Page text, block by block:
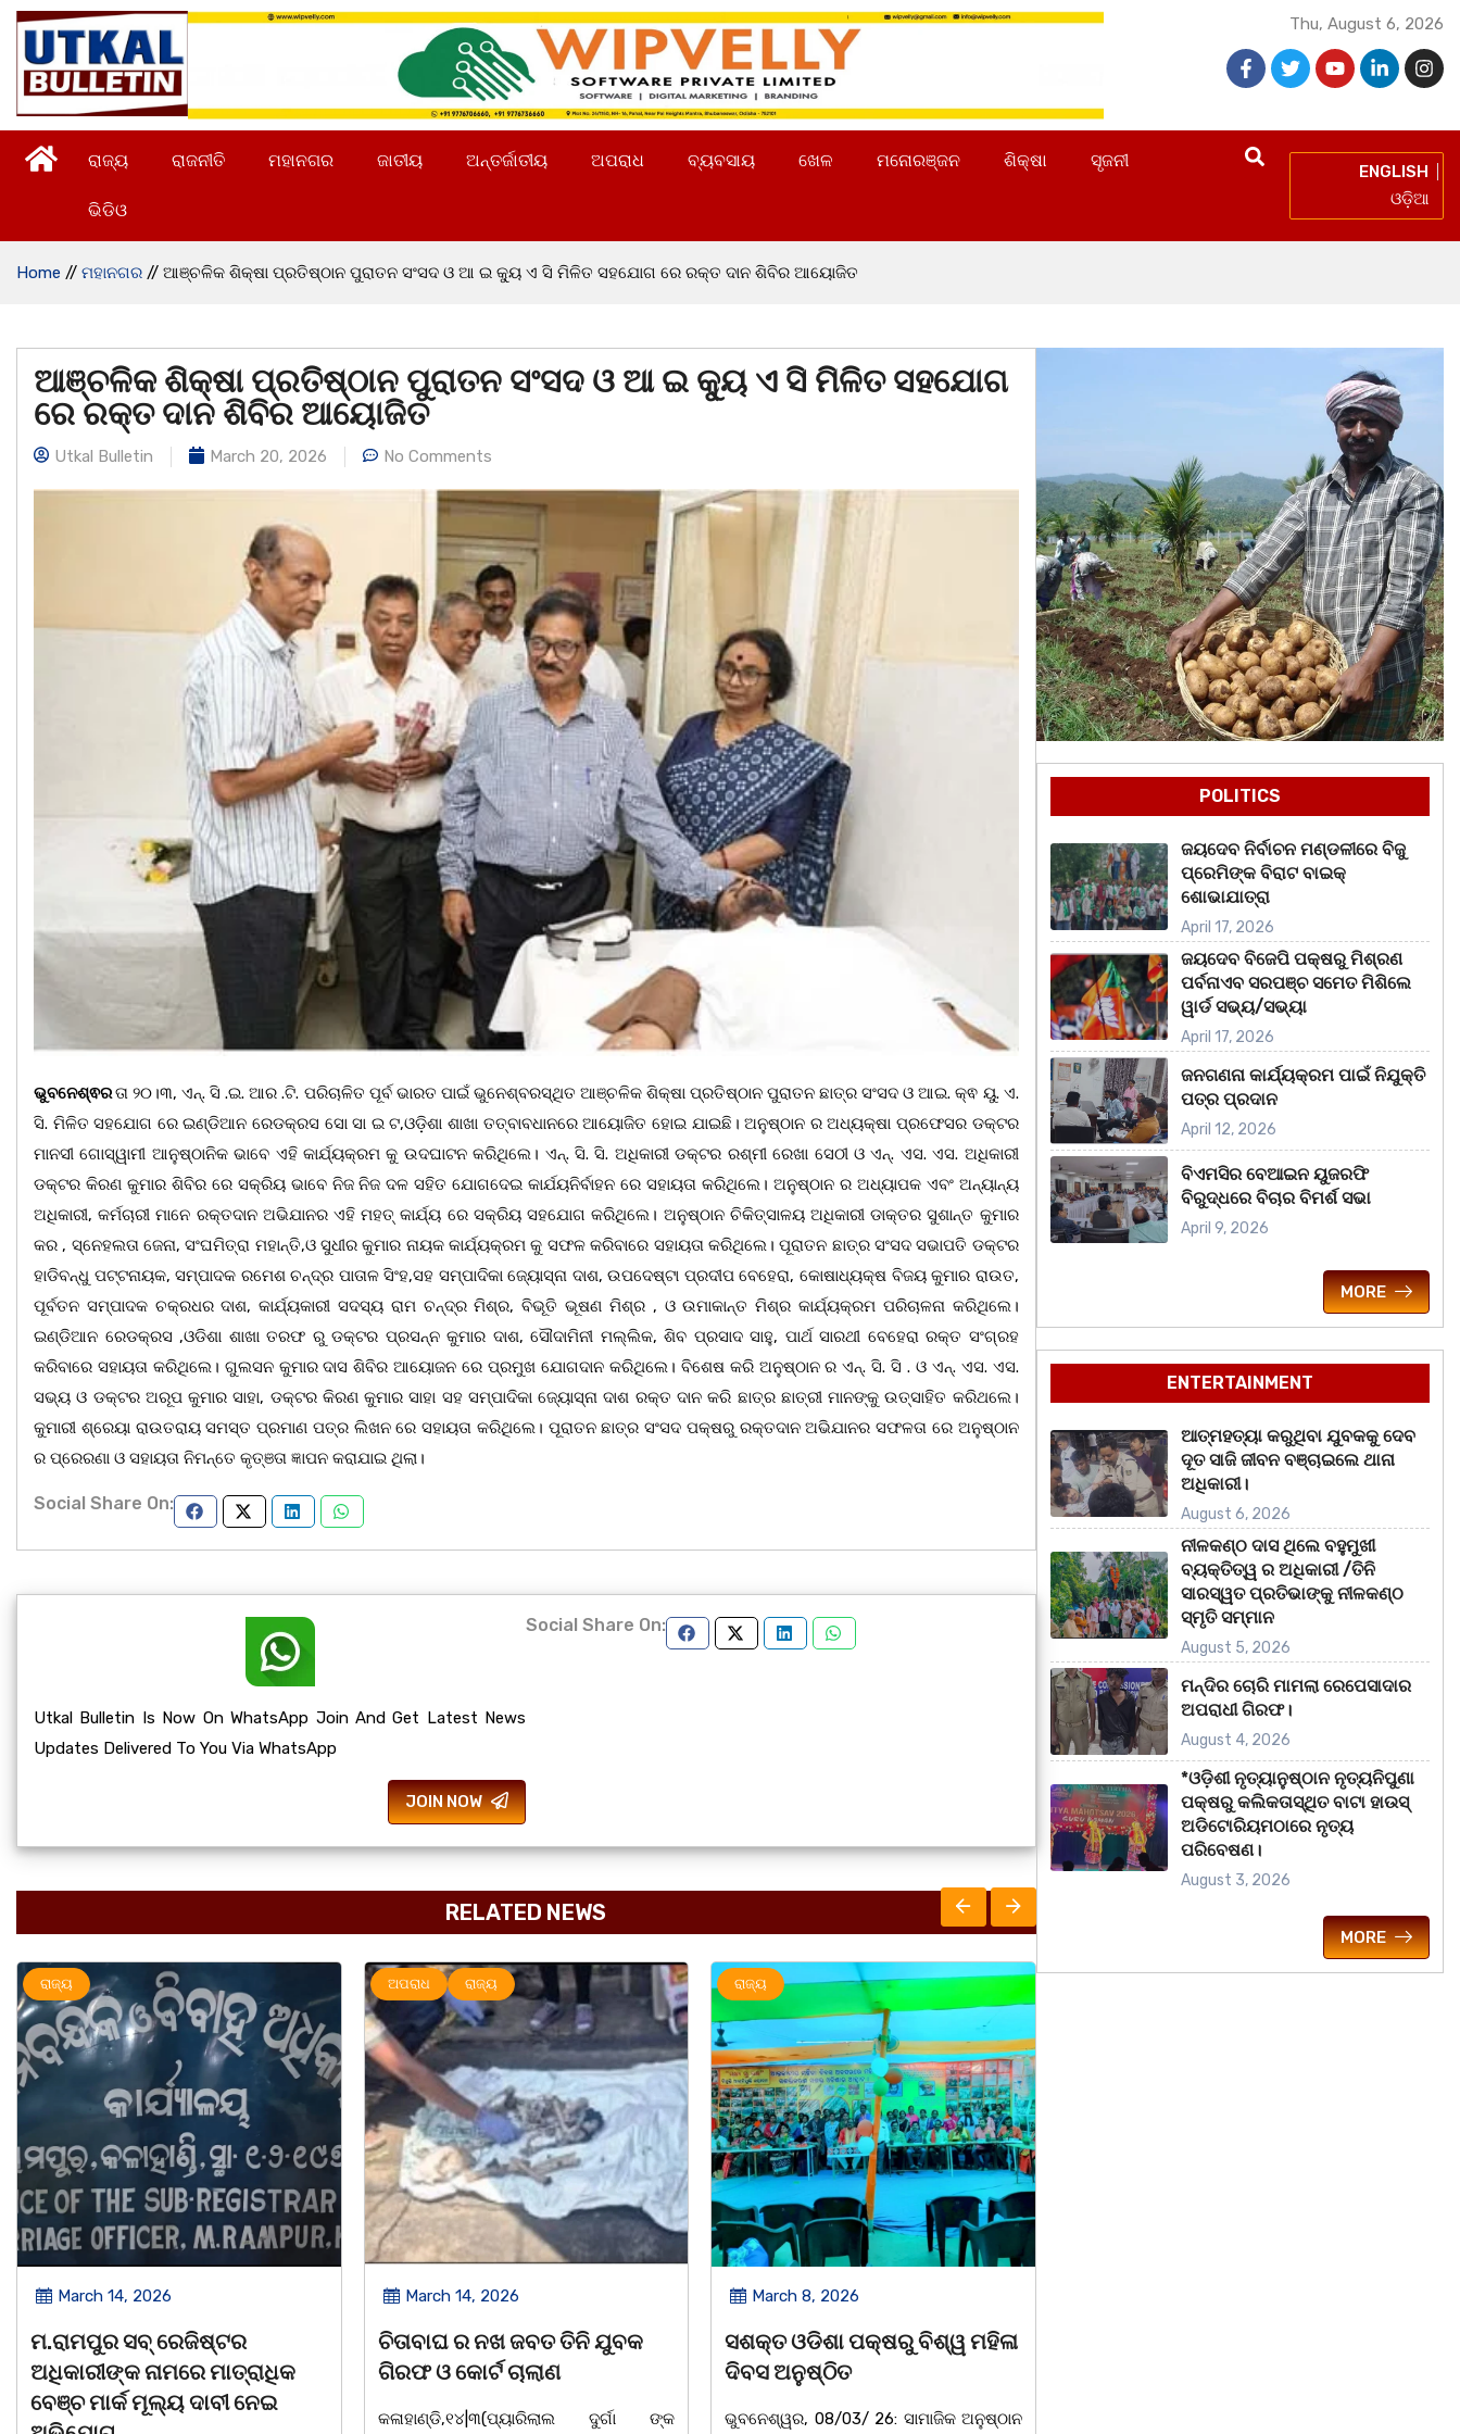
Thu, August 6, 2026
ରାଜ୍ୟ ରାଜନୀତି ମହାନଗର ଜାତୀୟ ଅନ୍ତର୍ଜାତୀୟ ଅପରାଧ ବ୍ୟବସାୟ ଖେଳ ମନୋରଞ୍ଜନ ଶିକ୍ଷା ସୃଜନୀ
ଭିଡିଓ
ENGLISH
ଓଡ଼ିଆ
Home // ମହାନଗର // ଆଞ୍ଚଳିକ ଶିକ୍ଷା ପ୍ରତିଷ୍ଠାନ ପୁରାତନ ସଂସଦ ଓ ଆ ଇ କ୍ୟୁ ଏ ସି ମିଳିତ ସହଯୋଗ ରେ ରକ୍ତ ଦାନ ଶିବିର ଆୟୋଜିତ
ଆଞ୍ଚଳିକ ଶିକ୍ଷା ପ୍ରତିଷ୍ଠାନ ପୁରାତନ ସଂସଦ ଓ ଆ ଇ କ୍ୟୁ ଏ ସି ମିଳିତ ସହଯୋଗ
ରେ ରକ୍ତ ଦାନ ଶିବିର ଆୟୋଜିତ
Utkal Bulletin March 20, 2026 No Comments
ଭୁବନେଶ୍ଵରତା ୨୦।୩, ଏନ୍. ସି .ଇ. ଆର .ଟି. ପରିଚାଳିତ ପୂର୍ବ ଭାରତ ପାଇଁ ଭୁନେଶ୍ବରସ୍ଥିତ ଆଞ୍ଚଳିକ ଶିକ୍ଷା ପ୍ରତିଷ୍ଠାନ ପୁରାତନ ଛାତ୍ର ସଂସଦ ଓ ଆଇ. କ୍ଵ ୟୁ. ଏ.
ସି. ମିଳିତ ସହଯୋଗ ରେ ଇଣ୍ଡିଆନ ରେଡକ୍ରସ ସୋ ସା ଇ ଟ,ଓଡ଼ିଶା ଶାଖା ତତ୍ବାବଧାନରେ ଆୟୋଜିତ ହୋଇ ଯାଇଛି। ଅନୁଷ୍ଠାନ ର ଅଧ୍ୟକ୍ଷା ପ୍ରଫେସର ଡକ୍ଟର
ମାନସୀ ଗୋସ୍ୱାମୀ ଆନୁଷ୍ଠାନିକ ଭାବେ ଏହି କାର୍ଯ୍ୟକ୍ରମ କୁ ଉଦଘାଟନ କରିଥିଲେ। ଏନ୍. ସି. ସି. ଅଧିକାରୀ ଡକ୍ଟର ରଶ୍ମୀ ରେଖା ସେଠୀ ଓ ଏନ୍. ଏସ. ଏସ. ଅଧିକାରୀ
ଡକ୍ଟର କିରଣ କୁମାର ଶିବିର ରେ ସକ୍ରିୟ ଭାବେ ନିଜ ନିଜ ଦଳ ସହିତ ଯୋଗଦେଇ କାର୍ଯୟନିର୍ବାହନ ରେ ସହାୟତା କରିଥିଲେ। ଅନୁଷ୍ଠାନ ର ଅଧ୍ୟାପକ ଏବଂ ଅନ୍ୟାନ୍ୟ
ଅଧିକାରୀ, କର୍ମଚାରୀ ମାନେ ରକ୍ତଦାନ ଅଭିଯାନର ଏହି ମହତ୍ କାର୍ଯ୍ୟ ରେ ସକ୍ରିୟ ସହଯୋଗ କରିଥିଲେ। ଅନୁଷ୍ଠାନ ଚିକିତ୍ସାଳୟ ଅଧିକାରୀ ଡାକ୍ତର ସୁଶାନ୍ତ କୁମାର
କର , ସ୍ନେହଲତା ଜେନା, ସଂଘମିତ୍ରା ମହାନ୍ତି,ଓ ସୁଧୀର କୁମାର ନାୟକ କାର୍ଯ୍ୟକ୍ରମ କୁ ସଫଳ କରିବାରେ ସହାୟତା କରିଥିଲେ। ପୂରାତନ ଛାତ୍ର ସଂସଦ ସଭାପତି ଡକ୍ଟର
ହାଡିବନ୍ଧୁ ପଟ୍ଟନାୟକ, ସମ୍ପାଦକ ରମେଶ ଚନ୍ଦ୍ର ପାତାଳ ସିଂହ,ସହ ସମ୍ପାଦିକା ଜ୍ୟୋସ୍ନା ଦାଶ, ଉପଦେଷ୍ଟା ପ୍ରଦୀପ ବେହେରା, କୋଷାଧ୍ୟକ୍ଷ ବିଜୟ କୁମାର ରାଉତ,
ପୂର୍ବତନ ସମ୍ପାଦକ ଚକ୍ରଧର ଦାଶ, କାର୍ଯ୍ୟକାରୀ ସଦସ୍ୟ ରାମ ଚନ୍ଦ୍ର ମିଶ୍ର, ବିଭୂତି ଭୂଷଣ ମିଶ୍ର , ଓ ଉମାକାନ୍ତ ମିଶ୍ର କାର୍ଯ୍ୟକ୍ରମ ପରିଚାଳନା କରିଥିଲେ।
ଇଣ୍ଡିଆନ ରେଡକ୍ରସ ,ଓଡିଶା ଶାଖା ତରଫ ରୁ ଡକ୍ଟର ପ୍ରସନ୍ନ କୁମାର ଦାଶ, ସୌଦାମିନୀ ମଲ୍ଲିକ, ଶିବ ପ୍ରସାଦ ସାହୁ, ପାର୍ଥ ସାରଥୀ ବେହେରା ରକ୍ତ ସଂଗ୍ରହ
କରିବାରେ ସହାୟତା କରିଥିଲେ। ଗୁଲସନ କୁମାର ଦାସ ଶିବିର ଆୟୋଜନ ରେ ପ୍ରମୁଖ ଯୋଗଦାନ କରିଥିଲେ। ବିଶେଷ କରି ଅନୁଷ୍ଠାନ ର ଏନ୍. ସି. ସି . ଓ ଏନ୍. ଏସ. ଏସ.
ସଭ୍ୟ ଓ ଡକ୍ଟର ଅରୂପ କୁମାର ସାହା, ଡକ୍ଟର କିରଣ କୁମାର ସାହା ସହ ସମ୍ପାଦିକା ଜ୍ୟୋସ୍ନା ଦାଶ ରକ୍ତ ଦାନ କରି ଛାତ୍ର ଛାତ୍ରୀ ମାନଙ୍କୁ ଉତ୍ସାହିତ କରିଥଲେ।
କୁମାରୀ ଶ୍ରେୟା ରାଉତରାୟ ସମସ୍ତ ପ୍ରମାଣ ପତ୍ର ଲିଖନ ରେ ସହାୟତା କରିଥିଲେ। ପୂରାତନ ଛାତ୍ର ସଂସଦ ପକ୍ଷରୁ ରକ୍ତଦାନ ଅଭିଯାନର ସଫଳତା ରେ ଅନୁଷ୍ଠାନ
ର ପ୍ରେରଣା ଓ ସହାୟତା ନିମନ୍ତେ କୃତ୍ଞତା ଜ୍ଞାପନ କରାଯାଇ ଥିଲା।
Social Share On:
Utkal Bulletin Is Now On WhatsApp Join And Get Latest News
Updates Delivered To You Via WhatsApp
JOIN NOW
Social Share On:
RELATED NEWS
ମାତ୍ରାଧିକ
ଦାବୀ ନେଇ
ଚିତାବାଘ ର ନଖ ଜବତ ତିନି ଯୁବକ
ଗିରଫ ଓ କୋର୍ଟ ଚାଲାଣ
କଳାହାଣ୍ଡି,୧୪|୩(ପ୍ୟାରିଲାଲ ଦୁର୍ଗା ଙ୍କ
ରାଜ୍ୟ
ସଶକ୍ତ ଓଡିଶା ପକ୍ଷରୁ ବିଶ୍ୱ ମହିଳା
ଦିବସ ଅନୁଷ୍ଠିତ
ଭୁବନେଶ୍ୱର, 08/03/ 26: ସାମାଜିକ ଅନୁଷ୍ଠାନ
ରାଜ୍ୟ
ଆନ୍ତର୍ଜାତୀୟ ମହିଳା ଦିବସ
ଚିଲିକା: ଆନ୍ତର୍ଜାତୀୟ ମହିଳା ଦିବସ ପାଳନ
POLITICS
ଜୟଦେବ ନିର୍ବାଚନ ମଣ୍ଡଳୀରେ ବିଜୁ
ପ୍ରେମିଙ୍କ ବିରାଟ ବାଇକ୍
ଶୋଭାଯାତ୍ରା
April 17, 2026
ଜୟଦେବ ବିଜେପି ପକ୍ଷରୁ ମିଶ୍ରଣ
ପର୍ବନାଏବ ସରପଞ୍ଚ ସମେତ ମିଶିଲେ
ୱାର୍ଡ ସଭ୍ୟ/ସଭ୍ୟା
April 17, 2026
ଜନଗଣନା କାର୍ଯ୍ୟକ୍ରମ ପାଇଁ ନିଯୁକ୍ତି
ପତ୍ର ପ୍ରଦାନ
April 12, 2026
ବିଏମସିର ବେଆଇନ ୟୁଜରଫି
ବିରୁଦ୍ଧରେ ବିଚାର ବିମର୍ଶ ସଭା
April 9, 2026
MORE
ENTERTAINMENT
ଆତ୍ମହତ୍ୟା କରୁଥିବା ଯୁବକକୁ ଦେବ
ଦୂତ ସାଜି ଜୀବନ ବଞ୍ଚାଇଲେ ଥାନା
ଅଧିକାରୀ।
August 6, 2026
ନୀଳକଣ୍ଠ ଦାସ ଥିଲେ ବହୁମୁଖୀ
ବ୍ୟକ୍ତିତ୍ୱ ର ଅଧିକାରୀ /ତିନି
ସାରସ୍ୱତ ପ୍ରତିଭାଙ୍କୁ ନୀଳକଣ୍ଠ
ସ୍ମୃତି ସମ୍ମାନ
August 5, 2026
ମନ୍ଦିର ଚୋରି ମାମଲା ରେପେସାଦାର
ଅପରାଧୀ ଗିରଫ।
August 4, 2026
*ଓଡ଼ିଶୀ ନୃତ୍ୟାନୁଷ୍ଠାନ ନୃତ୍ୟନିପୁଣା
ପକ୍ଷରୁ କଲିକତାସ୍ଥିତ ବାଟା ହାଉସ୍
ଅଡିଟୋରିୟମଠାରେ ନୃତ୍ୟ
ପରିବେଷଣ।
August 3, 2026
MORE